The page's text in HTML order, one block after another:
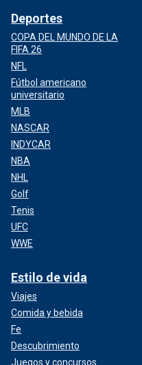
Deportes
COPA DEL MUNDO DE LA
FIFA 26
NFL
Fútbol americano
universitario
MLB
NASCAR
INDYCAR
NBA
NHL
Golf
Tenis
UFC
WWE
Estilo de vida
Viajes
Comida y bebida
Fe
Descubrimiento
Juegos y concursos